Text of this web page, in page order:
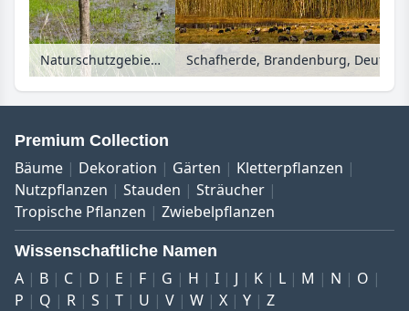
Naturschutzgebiet im Spandauer Forst, Berlin, Deutschland Schafherde, Brandenburg,
Premium Collection
Bäume Dekoration Gärten
Kletterpflanzen
Nutzpflanzen
Stauden
Sträucher
Tropische Pflanzen
Zwiebelpflanzen
Wissenschaftliche Namen
A B C D E F G H I J K L M N
O
P
Q R S T U V W X Y Z